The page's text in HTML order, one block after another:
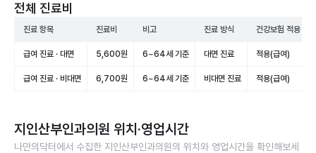
전체 진료비
진료 항목 진료비 비고 진료 방식 건강보험 적용
급여 진료 · 대면 5,600원 6~64세 기준 대면 진료 적용(급여)
급여 진료 · 비대면 6,700원 6~64세 기준 비대면 진료 적용(급여)
지인산부인과의원 위치·영업시간
나만의닥터에서 수집한 지인산부인과의원의 위치와 영업시간을 확인해보세